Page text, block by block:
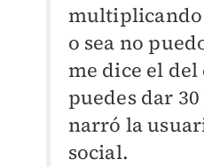
o sea no
me dice el
puedes dar
narró la
social.